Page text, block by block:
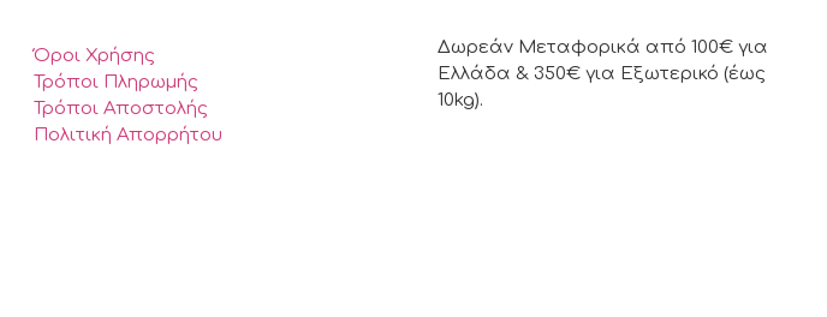
Όροι Χρήσης
Τρόποι Πληρωμής
Τρόποι Αποστολής
Πολιτική Απορρήτου
Δωρεάν Μεταφορικά από 100€ για
Ελλάδα & 350€ για Εξωτερικό (έως
10kg).